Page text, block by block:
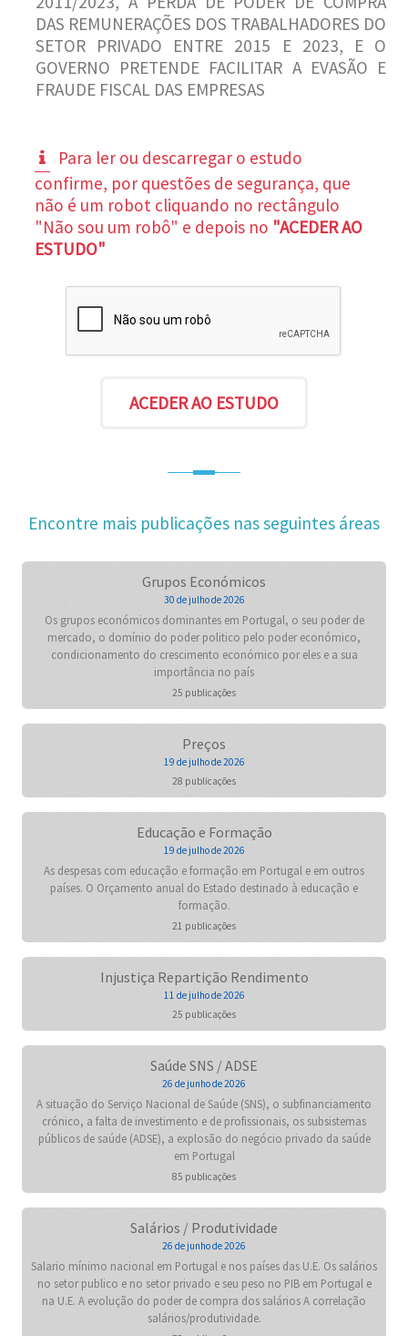
DAS REMUNERAÇÕES DOS TRABALHADORES DO
SETOR PRIVADO ENTRE 2015 E 2023, E O
GOVERNO PRETENDE FACILITAR A EVASÃO E
FRAUDE FISCAL DAS EMPRESAS
Para ler ou descarregar o estudo
confirme, por questões de segurança, que
não é um robot cliquando no rectângulo
"Não sou um robô" e depois no "ACEDER AO
ESTUDO"
Encontre mais publicações nas seguintes áreas
Grupos Económicos
30 de julho de 2026
Os grupos económicos dominantes em Portugal, o seu poder de
mercado, o domínio do poder politico pelo poder económico,
condicionamento do crescimento económico por eles e a sua
importância no país
25 publicações
Preços
19 de julho de 2026
28 publicações
Educação e Formação
19 de julho de 2026
As despesas com educação e formação em Portugal e em outros
países. O Orçamento anual do Estado destinado à educação e
formação.
21 publicações
Injustiça Repartição Rendimento
11 de julho de 2026
25 publicações
Saúde SNS / ADSE
26 de junho de 2026
A situação do Serviço Nacional de Saúde (SNS), o subfinanciamento
crónico, a falta de investimento e de profissionais, os subsistemas
públicos de saúde (ADSE), a explosão do negócio privado da saúde
em Portugal
85 publicações
Salários / Produtividade
26 de junho de 2026
Salario mínimo nacional em Portugal e nos países das U.E. Os salários
no setor publico e no setor privado e seu peso no PIB em Portugal e
na U.E. A evolução do poder de compra dos salários A correlação
salários/produtividade.